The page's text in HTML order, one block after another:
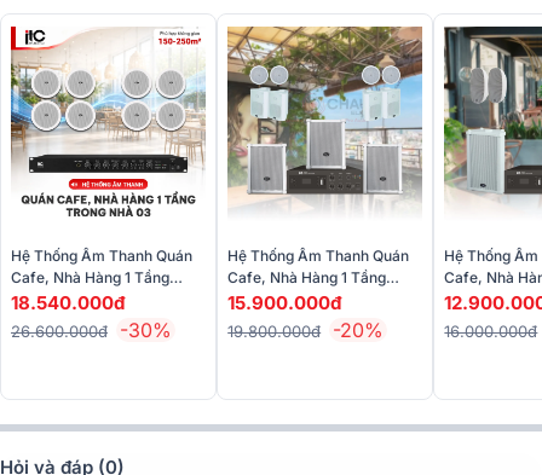
Đặc điểm chi tiết các thiết bị có trong dàn:
Loa âm trần ITC T-105
Loa âm trần ITC T-105 là dòng loa âm trần được thiết kế cho văn
phòng, nhà hàng, quán café và trung tâm thương mại. Với kiểu
dáng lắp âm gọn gàng, sản phẩm giúp tiết kiệm không gian và tăng
Hệ Thống Âm Thanh Quán
Cafe, Nhà Hàng 1 Tầng
Trong Nhà 03 (ITC T-
206CW, ITC T-B240D)
18.540.000đ
26.600.000đ -30%
Hệ Thống Âm Thanh Quán
Cafe, Nhà Hàng 1 Tầng
Trong Nhà Ngoài Trời 02 (T-
105, T-901B,T-774PW)
15.900.000đ
19.800.000đ -20%
Hệ Thống
Cafe, Nhà
Trong Nhà
16.000.000đ
Hỏi và đáp (0)